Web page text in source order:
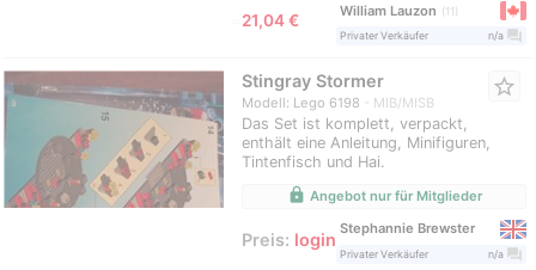
21,04 €
William Lauzon
11
Privater Verkäufer
n/a question_answer
Stingray Stormer
Modell: Lego 6198 MIB/MISB
Das Set ist komplett, verpackt,
enthält eine Anleitung, Minifiguren,
Tintenfisch und Hai.
star_border
lock Angebot nur für Mitglieder
Preis: login
Stephannie Brewster
Privater Verkäufer n/a question_answer